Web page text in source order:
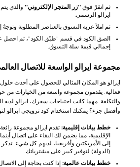
ثم انقرْ فوق "زر المتجر الإلكتروني" والذي
ايرالو الرسمي.
ثم املأ عربة التسوق بالعناصر المطلوبة وتوجهْ
الصق الكود في قسم "طبّق الكود"، ثم
إجمالي قيمة سلة التسوق.
مجموعة ايرالو الواسعة للاتصال
ايرالو هو المكان المثالي للحصول على أحدث حلول
فعالية. يقدمون مجموعة واسعة من الخيارات من
والتكلفة. مهما كانت احتياجات سفرك، ايرالو لديه
وأفضل جزء؟ يمكنك استخدام كود ترويجي ايرالو
خطط بيانات إقليمية: تقدم ايرالو مجموعة
الإقليمية، مما يضمن لك البقاء على اتصال
إلى الأمريكتين وأفريقيا، لديهم كل شيء. تذكر
(الدولة) لتوفير كبير على مشترياتك.
خطط بيانات عالمية: إذا كنت بحاجة إلى